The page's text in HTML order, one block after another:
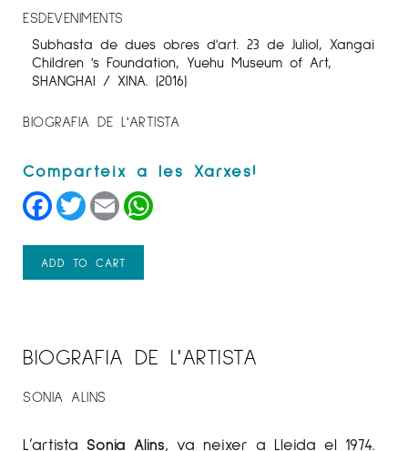
ESDEVENIMENTS
Subhasta de dues obres d'art. 23 de Juliol, Xangai
Children 's Foundation, Yuehu Museum of Art,
SHANGHAI / XINA. (2016)
BIOGRAFIA DE L'ARTISTA
Facebook
TwitterEmail
ADD TO CART
BIOGRAFIA DE L'ARTISTA
SONIA ALINS
L’artista Sonia Alins, va neixer a Lleida el 1974.